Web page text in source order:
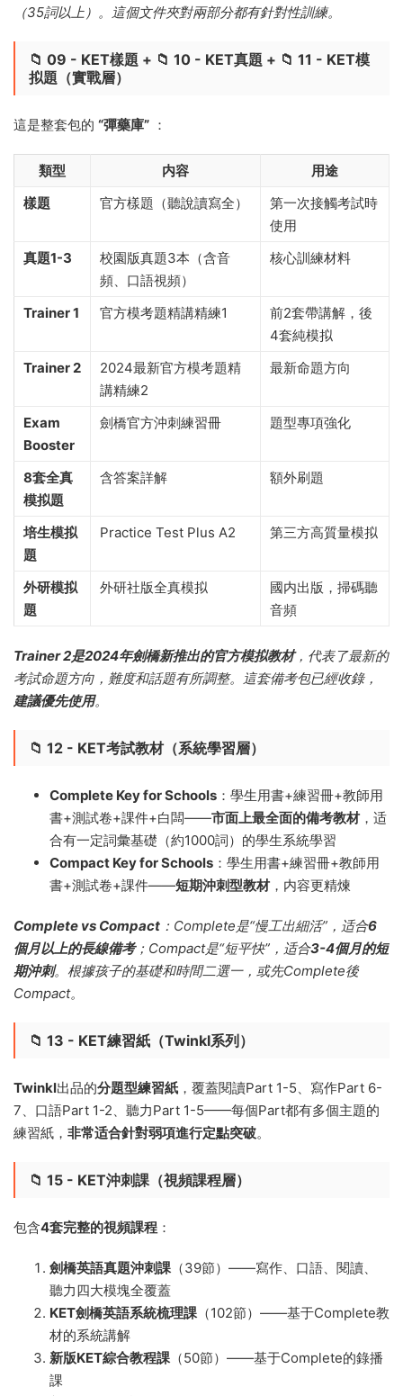
（35詞以上）。這個文件夾對兩部分都有針對性訓練。
📁 09 - KET樣題 + 📁 10 - KET真題 + 📁 11 - KET模
拟題（實戰層）
這是整套包的 “彈藥庫” ：
類型 内容
用途
樣題
官方樣題（聽說讀寫全）
第一次接觸考試時
使用
真題1-3
校園版真題3本（含音
頻、口語視頻）
核心訓練材料
Trainer 1 官方模考題精講精練1
前2套帶講解，後
4套純模拟
Trainer 2
2024最新官方模考題精
講精練2
最新命題方向
Exam
Booster
劍橋官方沖刺練習冊 題型專項強化
8套全真
模拟題
含答案詳解 額外刷題
培生模拟
題
Practice Test Plus A2 第三方高質量模拟
外研模拟
題
外研社版全真模拟
國内出版，掃碼聽
音頻
Trainer 2是2024年劍橋新推出的官方模拟教材，代表了最新的
考試命題方向，難度和話題有所調整。這套備考包已經收錄，
建議優先使用。
📁 12 - KET考試教材（系統學習層）
Complete Key for Schools ：學生用書+練習冊+教師用
書+測試卷+課件+白闆——市面上最全面的備考教材，适
合有一定詞彙基礎（約1000詞）的學生系統學習
Compact Key for Schools ：學生用書+練習冊+教師用
書+測試卷+課件——短期沖刺型教材，内容更精煉
Complete vs Compact ：Complete是“慢工出細活”，适合6
個月以上的長線備考；Compact是“短平快”，适合3-4個月的短
期沖刺。根據孩子的基礎和時間二選一，或先Complete後
Compact。
📁 13 - KET練習紙（Twinkl系列）
Twinkl出品的分題型練習紙 ，覆蓋閱讀Part 1-5、寫作Part 6-
7、口語Part 1-2、聽力Part 1-5——每個Part都有多個主題的
練習紙， 非常适合針對弱項進行定點突破。
📁 15 - KET沖刺課（視頻課程層）
包含4套完整的視頻課程 ：
劍橋英語真題沖刺課（39節）——寫作、口語、閱讀、
聽力四大模塊全覆蓋
KET劍橋英語系統梳理課（102節）——基于Complete教
材的系統講解
新版KET綜合教程課（50節）——基于Complete的錄播
課